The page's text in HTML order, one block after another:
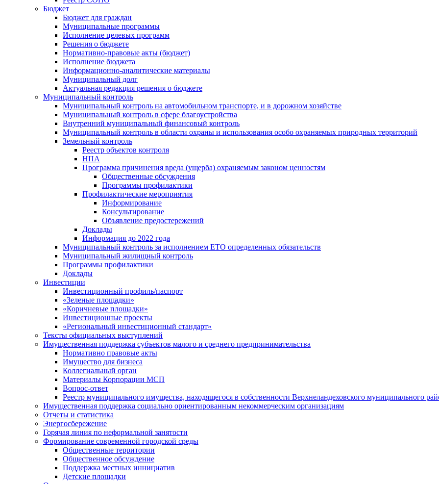
Бюджет
Бюджет для граждан
Муниципальные программы
Исполнение целевых программ
Решения о бюджете
Нормативно-правовые акты (бюджет)
Исполнение бюджета
Информационно-аналитические материалы
Муниципальный долг
Актуальная редакция решения о бюджете
Муниципальный контроль
Муниципальный контроль на автомобильном транспорте, и в дорожном хозяйстве
Муниципальный контроль в сфере благоустройства
Внутренний муниципальный финансовый контроль
Муниципальный контроль в области охраны и использования особо охраняемых природных территорий
Земельный контроль
Реестр объектов контроля
НПА
Программа причинения вреда (ущерба) охраняемым законом ценностям
Общественные обсуждения
Программы профилактики
Профилактические мероприятия
Информирование
Консультирование
Объявление предостережений
Доклады
Информация до 2022 года
Муниципальный контроль за исполнением ЕТО определенных обязательств
Муниципальный жилищный контроль
Программы профилактики
Доклады
Инвестиции
Инвестиционный профиль/паспорт
«Зеленые площадки»
«Коричневые площадки»
Инвестиционные проекты
«Региональный инвестиционный стандарт»
Тексты официальных выступлений
Имущественная поддержка субъектов малого и среднего предпринимательства
Нормативно правовые акты
Имущество для бизнеса
Коллегиальный орган
Материалы Корпорации МСП
Вопрос-ответ
Реестр муниципального имущества, находящегося в собственности Верхнеландеховского муниципального
Имущественная поддержка социально ориентированным некоммерческим организациям
Отчеты и статистика
Энергосбережение
Горячая линия по неформальной занятости
Формирование современной городской среды
Общественные территории
Общественное обсуждение
Поддержка местных иннициатив
Детские площадки